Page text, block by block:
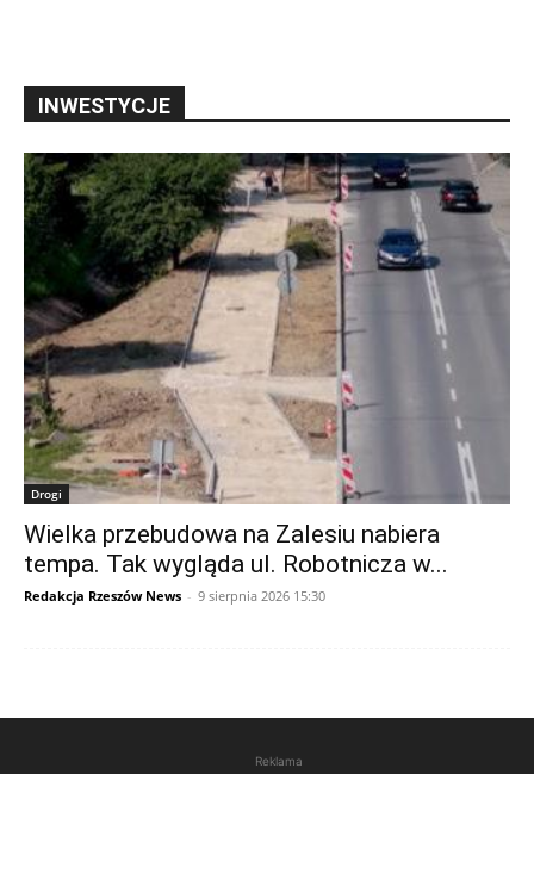
INWESTYCJE
Drogi
Wielka przebudowa na Zalesiu nabiera
tempa. Tak wygląda ul. Robotnicza w...
Redakcja Rzeszów News - 9 sierpnia 2026 15:30
Reklama